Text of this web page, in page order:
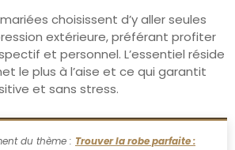
choisissent d’y aller seules
extérieure, préférant profiter
et personnel. L’essentiel réside
le plus à l’aise et ce qui garantit
et sans stress.
du thème : Trouver la robe parfaite :